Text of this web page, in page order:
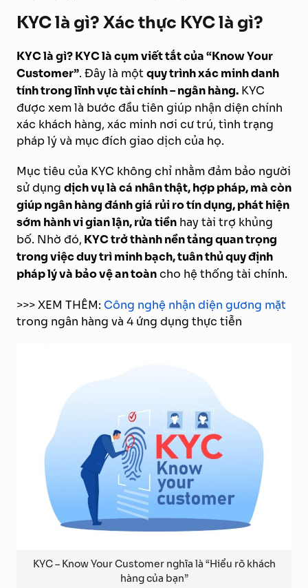
KYC là gì? Xác thực KYC là gì?
KYC là gì? KYC là cụm viết tắt của “Know Your
Customer”. Đây là mộtquy trình xác minh danh
tính trong lĩnh vực tài chính – ngân hàng. KYC
được xem là bước đầu tiên giúp nhận diện chính
xác khách hàng, xác minh nơi cư trú, tình trạng
pháp lý và mục đích giao dịch của họ.
Mục tiêu của KYC không chỉ nhằm đảm bảo người
sử dụng dịch vụ là cá nhân thật, hợp pháp, mà còn
giúp ngân hàng đánh giá rủi ro tín dụng, phát hiện
sớm hành vi gian lận, rửa tiền hay tài trợ khủng
bố. Nhờ đó, KYC trở thành nền tảng quan trọng
trong việc duy trì minh bạch, tuân thủ quy định
pháp lý và bảo vệ an toàncho hệ thống tài chính.
>>> XEM THÊM: Công nghệ nhận diện gương mặt
trong ngân hàng và 4 ứng dụng thực tiễn
KYC – Know Your Customer nghĩa là “Hiểu rõ khách
hàng của bạn”